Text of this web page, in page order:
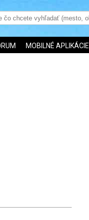
MOBILNÉ APLIKÁCIE